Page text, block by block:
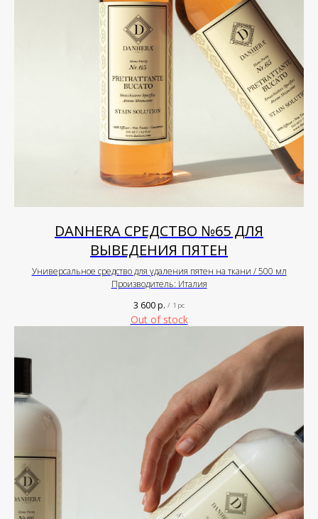
DANHERA СРЕДСТВО №65 ДЛЯ
ВЫВЕДЕНИЯ ПЯТЕН
Универсальное средство для удаления пятен на ткани / 500 мл
Производитель: Италия
3 600р. / 1 pc
Out of stock